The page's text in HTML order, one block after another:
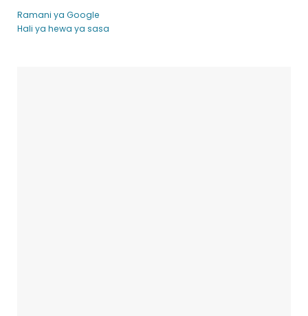
Ramani ya Google
Hali ya hewa ya sasa